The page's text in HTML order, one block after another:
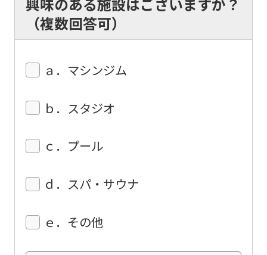
（複数回答可）
ａ．マシンジム
ｂ．スタジオ
ｃ．プール
ｄ．スパ・サウナ
ｅ．その他